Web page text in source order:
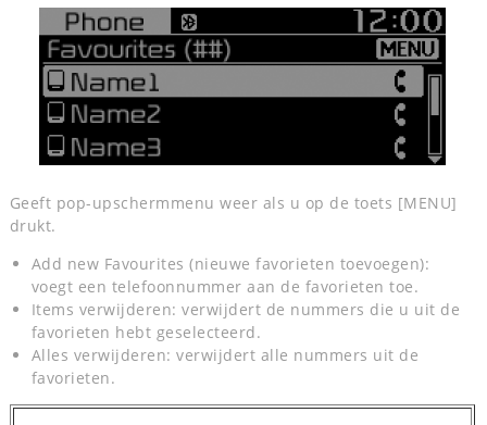
Geeft pop-upschermmenu weer als u op de toets [MENU]
drukt.
Add new Favourites (nieuwe favorieten toevoegen):
voegt een telefoonnummer aan de favorieten toe.
Items verwijderen: verwijdert de nummers die u uit de
favorieten hebt geselecteerd.
Alles verwijderen: verwijdert alle nummers uit de
favorieten.